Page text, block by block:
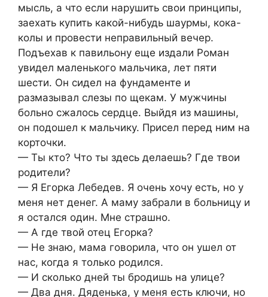
мысль, а что если нарушить свои принципы,
заехать купить какой-нибудь шаурмы, кока-
колы и провести неправильный вечер.
Подъехав к павильону еще издали Роман
увидел маленького мальчика, лет пяти
шести. Он сидел на фундаменте и
размазывал слезы по щекам. У мужчины
больно сжалось сердце. Выйдя из машины,
он подошел к мальчику. Присел перед ним на
корточки.
— Ты кто? Что ты здесь делаешь? Где твои
родители?
— Я Егорка Лебедев. Я очень хочу есть, но у
меня нет денег. А маму забрали в больницу и
я остался один. Мне страшно.
— А где твой отец Егорка?
— Не знаю, мама говорила, что он ушел от
нас, когда я только родился.
— И сколько дней ты бродишь на улице?
— Два дня. Дяденька, у меня есть ключи, но